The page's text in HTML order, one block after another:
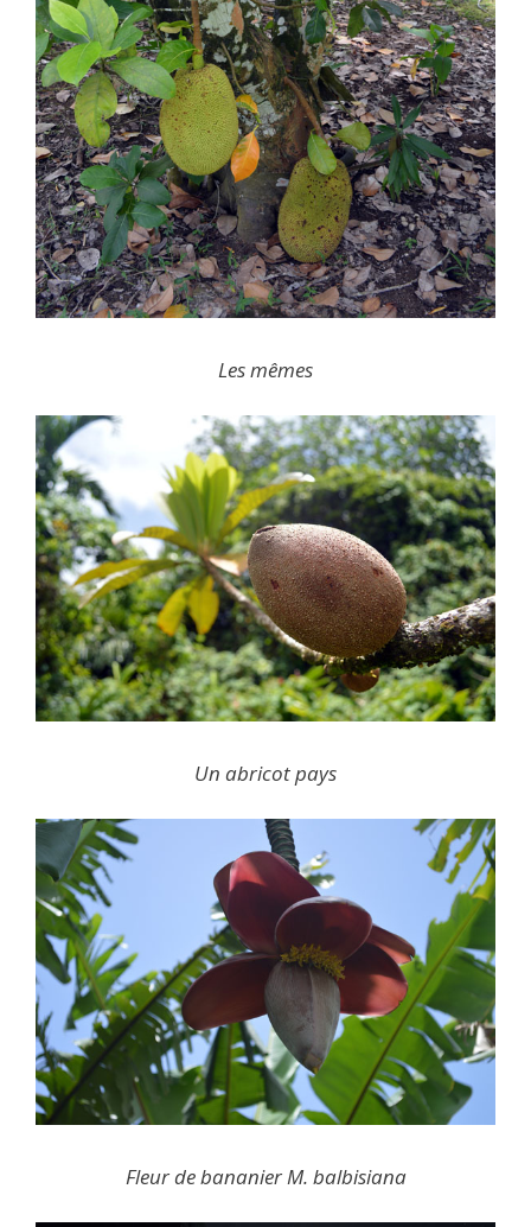
Les mêmes
Un abricot pays
Fleur de bananier M. balbisiana